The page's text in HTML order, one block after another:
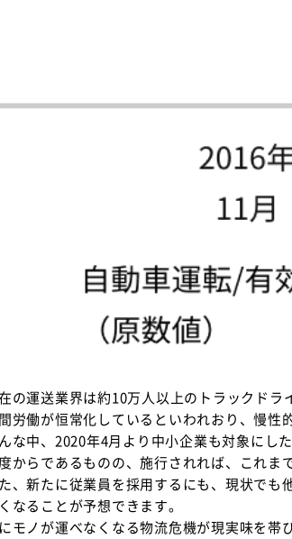
の運送業界は約10万人以上のトラックド
労働が恒常化しているといわれおり、慢性
な中、2020年4月より中小企業も対象にし
からであるものの、施行されれば、これま
、新たに従業員を採用するにも、現状で
なることが予想できます。
モノが運べなくなる物流危機が現実味を帯